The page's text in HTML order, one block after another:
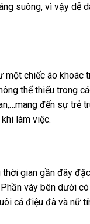
suông, vì vậy dễ
chiếc áo khoác
thể thiếu trong
đến sự trẻ
làm việc.
gian gần đây
váy bên dưới
cá điệu đà và nữ